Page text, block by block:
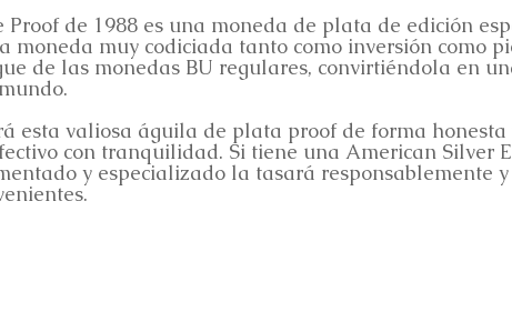
de 1988 es una moneda de plata de edición
moneda muy codiciada tanto como inversión como
de las monedas BU regulares, convirtiéndola en
esta valiosa águila de plata proof de forma
con tranquilidad. Si tiene una American Silver
y especializado la tasará responsablemente